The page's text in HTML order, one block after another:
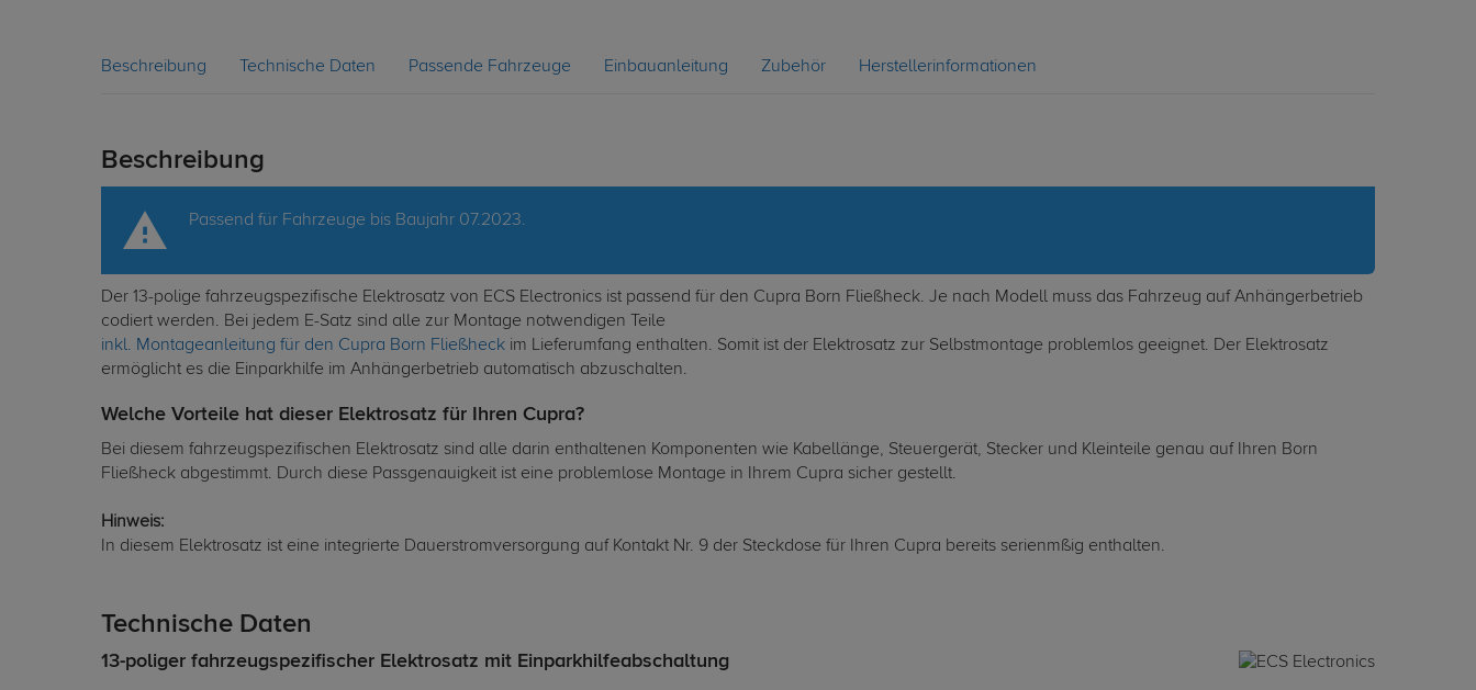
Beschreibung Technische Daten Passende Fahrzeuge Einbauanleitung Zubehör Herstellerinformationen
Beschreibung
Passend für Fahrzeuge bis Baujahr 07.2023.
Der 13-polige fahrzeugspezifische Elektrosatz von ECS Electronics ist passend für den Cupra Born Fließheck. Je nach Modell muss das Fahrzeug auf Anhängerbetrieb
codiert werden. Bei jedem E-Satz sind alle zur Montage notwendigen Teile
inkl. Montageanleitung für den Cupra Born Fließheck im Lieferumfang enthalten. Somit ist der Elektrosatz zur Selbstmontage problemlos geeignet. Der Elektrosatz
ermöglicht es die Einparkhilfe im Anhängerbetrieb automatisch abzuschalten.
Welche Vorteile hat dieser Elektrosatz für Ihren Cupra?
Bei diesem fahrzeugspezifischen Elektrosatz sind alle darin enthaltenen Komponenten wie Kabellänge, Steuergerät, Stecker und Kleinteile genau auf Ihren Born
Fließheck abgestimmt. Durch diese Passgenauigkeit ist eine problemlose Montage in Ihrem Cupra sicher gestellt.
Hinweis:
In diesem Elektrosatz ist eine integrierte Dauerstromversorgung auf Kontakt Nr. 9 der Steckdose für Ihren Cupra bereits serienmßig enthalten.
Technische Daten
13-poliger fahrzeugspezifischer Elektrosatz mit Einparkhilfeabschaltung